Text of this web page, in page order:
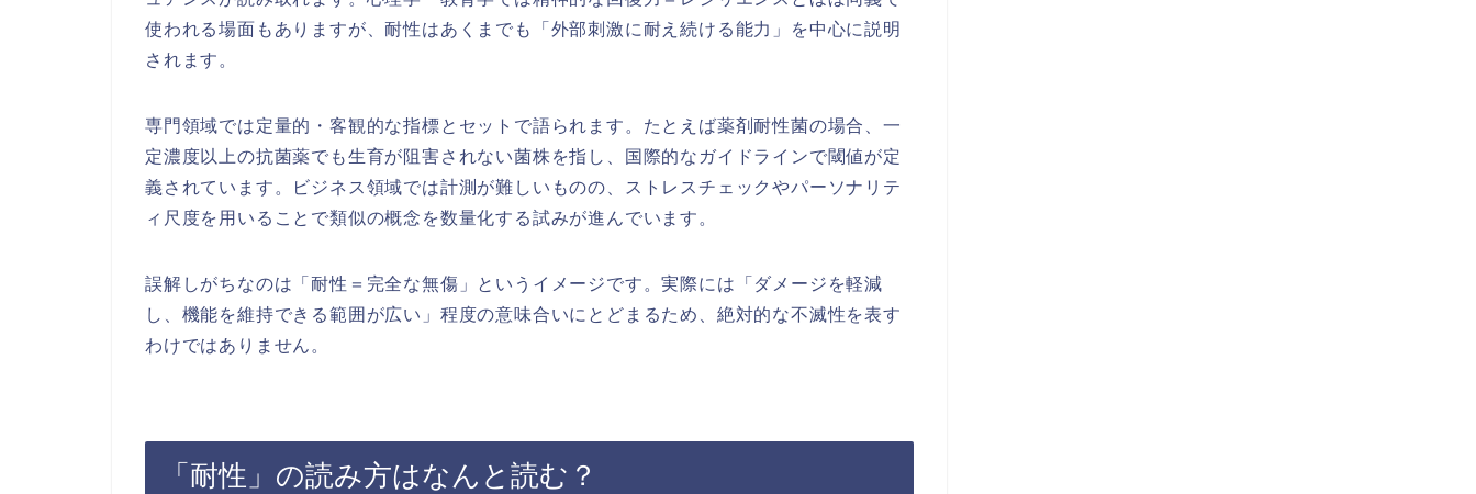
使われる場面もありますが、耐性はあくまでも「外部刺激に耐え続ける能力」を中心に説明
されます。
専門領域では定量的・客観的な指標とセットで語られます。たとえば薬剤耐性菌の場合、一
定濃度以上の抗菌薬でも生育が阻害されない菌株を指し、国際的なガイドラインで閾値が定
義されています。ビジネス領域では計測が難しいものの、ストレスチェックやパーソナリテ
ィ尺度を用いることで類似の概念を数量化する試みが進んでいます。
誤解しがちなのは「耐性＝完全な無傷」というイメージです。実際には「ダメージを軽減
し、機能を維持できる範囲が広い」程度の意味合いにとどまるため、絶対的な不滅性を表す
わけではありません。
「耐性」の読み方はなんと読む？